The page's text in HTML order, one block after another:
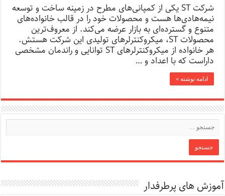
شرکت ST یکی از کمپانی‌های مطرح در زمینه ساخت و توسعه
نیمه‌هادی‌ها هست و محصولات خود را در قالب خانواده‌های
متنوع و گسترده‌ای به بازار عرضه می‌کند. از معروف‌ترین
محصولات ST، میکروکنترلرهای تولیدی این شرکت هستش.
هر خانواده از میکروکنترلرهای ST توانایی و راندمان مشخصی
داراست که با اعداد و …
ادامه نوشته »
آموزش های پرطرفدار